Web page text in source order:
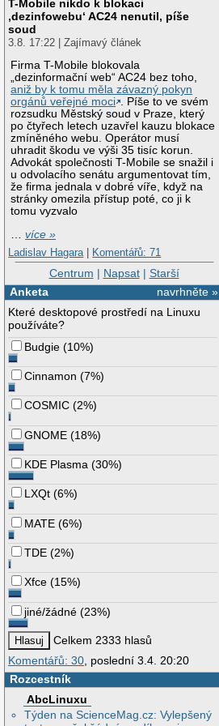
T-Mobile nikdo k blokaci
‚dezinfowebu‘ AC24 nenutil, píše
soud
3.8. 17:22 | Zajímavý článek
Firma T-Mobile blokovala
„dezinformační web“ AC24 bez toho,
aniž by k tomu měla závazný pokyn
orgánů veřejné moci . Píše to ve svém
rozsudku Městský soud v Praze, který
po čtyřech letech uzavřel kauzu blokace
zmíněného webu. Operátor musí
uhradit škodu ve výši 35 tisíc korun.
Advokát společnosti T-Mobile se snažil i
u odvolacího senátu argumentovat tím,
že firma jednala v dobré víře, když na
stránky omezila přístup poté, co ji k
tomu vyzvalo
…více »
Ladislav Hagara | Komentářů: 71
Centrum | Napsat| Starší
navrhněte »
Anketa
Které desktopové prostředí na Linuxu
používáte?
Budgie (10%)
Cinnamon (7%)
COSMIC (2%)
GNOME (18%)
KDE Plasma (30%)
LXQt (6%)
MATE (6%)
TDE (2%)
Xfce (15%)
jiné/žádné (23%)
Celkem 2333 hlasů
Komentářů: 30, poslední 3.4. 20:20
Rozcestník
AbcLinuxu
Týden na ScienceMag.cz: Vylepšený